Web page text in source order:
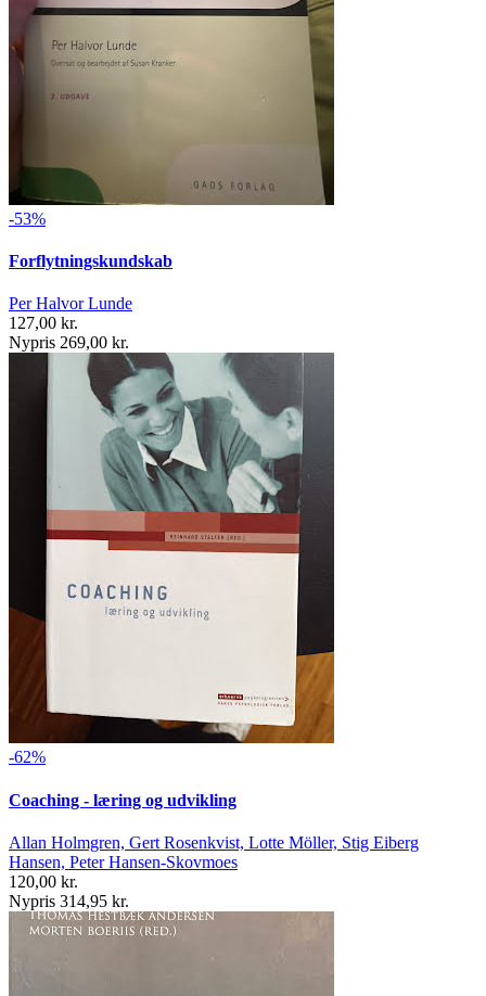
-53%
Forflytningskundskab
Per Halvor Lunde
127,00 kr.
Nypris 269,00 kr.
-62%
Coaching - læring og udvikling
Allan Holmgren, Gert Rosenkvist, Lotte Möller, Stig Eiberg
Hansen, Peter Hansen-Skovmoes
120,00 kr.
Nypris 314,95 kr.